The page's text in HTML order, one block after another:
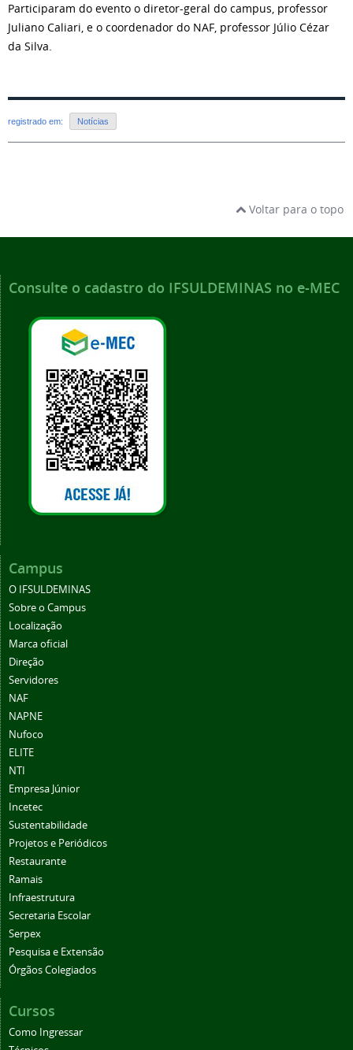
Participaram do evento o diretor-geral do campus, professor
Juliano Caliari, e o coordenador do NAF, professor Júlio Cézar
da Silva.
registrado em: Notícias
Voltar para o topo
Consulte o cadastro do IFSULDEMINAS no e-MEC
Campus
O IFSULDEMINAS
Sobre o Campus
Localização
Marca oficial
Direção
Servidores
NAF
NAPNE
Nufoco
ELITE
NTI
Empresa Júnior
Incetec
Sustentabilidade
Projetos e Periódicos
Restaurante
Ramais
Infraestrutura
Secretaria Escolar
Serpex
Pesquisa e Extensão
Órgãos Colegiados
Cursos
Como Ingressar